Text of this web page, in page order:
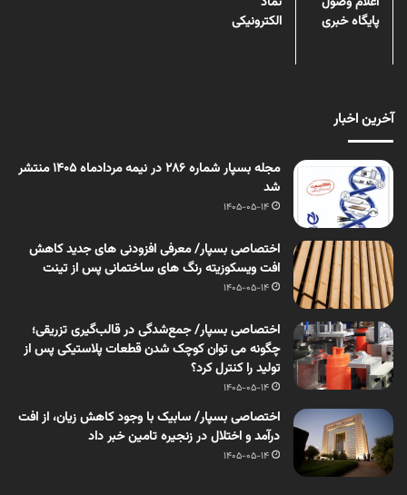
پایگاه خبری
الکترونیکی
آخرین اخبار
مجله بسپار شماره 286 در نیمه مردادماه 1405 منتشر
شد
1405-05-14
اختصاصی بسپار/ معرفی افزودنی های جدید کاهش
افت ویسکوزیته رنگ های ساختمانی پس از تینت
1405-05-14
اختصاصی بسپار/ جمع‌شدگی در قالب‌گیری تزریقی؛
چگونه می توان کوچک شدن قطعات پلاستیکی پس از
تولید را کنترل کرد؟
1405-05-14
اختصاصی بسپار/ سابیک با وجود کاهش زیان، از افت
درآمد و اختلال در زنجیره تامین خبر داد
1405-05-14